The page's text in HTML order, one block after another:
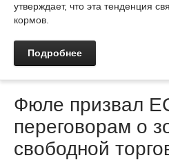
утверждает, что эта тенденция
кормов.
Подробнее
Фюле призвал
переговорам о
свободной